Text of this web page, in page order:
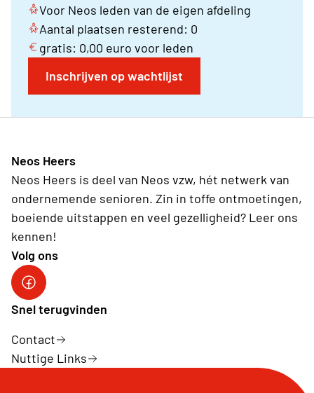
Voor Neos leden van de eigen afdeling
Aantal plaatsen resterend: 0
gratis: 0,00 euro voor leden
Inschrijven op wachtlijst
Neos Heers
Neos Heers is deel van Neos vzw, hét netwerk van
ondernemende senioren. Zin in toffe ontmoetingen,
boeiende uitstappen en veel gezelligheid? Leer ons
kennen!
Volg ons
Facebook Heers
Snel terugvinden
Contact
Nuttige Links